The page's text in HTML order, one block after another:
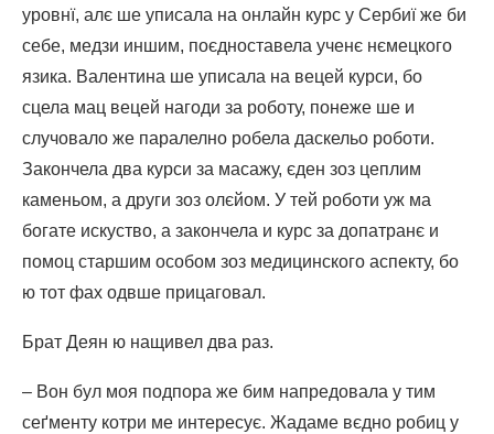
уровнї, алє ше уписала на онлайн курс у Сербиї же би
себе, медзи иншим, поєдноставела ученє нємецкого
язика. Валентина ше уписала на вецей курси, бо
сцела мац вецей нагоди за роботу, понеже ше и
случовало же паралелно робела даскельо роботи.
Закончела два курси за масажу, єден зоз цеплим
каменьом, а други зоз олєйом. У тей роботи уж ма
богате искуство, а закончела и курс за допатранє и
помоц старшим особом зоз медицинского аспекту, бо
ю тот фах одвше прицаговал.
Брат Деян ю нащивел два раз.
– Вон бул моя подпора же бим напредовала у тим
сеґменту котри ме интересує. Жадаме вєдно робиц у